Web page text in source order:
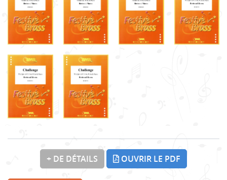
+ DE DÉTAILS OUVRIR LE PDF